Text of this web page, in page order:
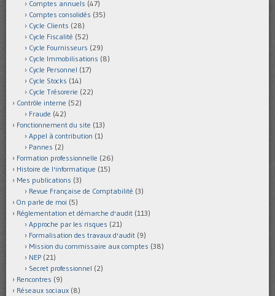
Comptes annuels (47)
Comptes consolidés (35)
Cycle Clients (28)
Cycle Fiscalité (52)
Cycle Fournisseurs (29)
Cycle Immobilisations (8)
Cycle Personnel (17)
Cycle Stocks (14)
Cycle Trésorerie (22)
Contrôle interne (52)
Fraude (42)
Fonctionnement du site (13)
Appel à contribution (1)
Pannes (2)
Formation professionnelle (26)
Histoire de l'informatique (15)
Mes publications (3)
Revue Française de Comptabilité (3)
On parle de moi (5)
Réglementation et démarche d'audit (113)
Approche par les risques (21)
Formalisation des travaux d'audit (9)
Mission du commissaire aux comptes (38)
NEP (21)
Secret professionnel (2)
Rencontres (9)
Réseaux sociaux (8)